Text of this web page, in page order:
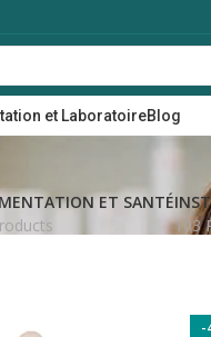
et LaboratoireBlog
ET SANTÉ
103
-